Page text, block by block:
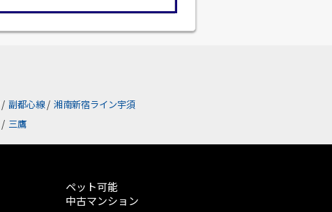
/ 副都心線 / 湘南新宿ライン宇須
/ 三鷹
ペット可能
中古マンション